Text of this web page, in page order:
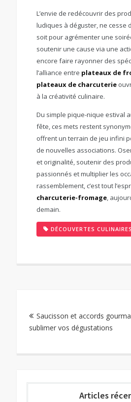
L’envie de redécouvrir des
ludiques à déguster, ne cesse
soit pour agrémenter une
soutenir une cause via une
encore faire rayonner des
l’alliance entre plateaux de
plateaux de charcuterie
à la créativité culinaire.
Du simple pique-nique estival
fête, ces mets restent
offrent un terrain de jeu infini
de nouvelles associations.
et originalité, soutenir des
passionnés et multiplier les
rassemblement, c’est tout
charcuterie-fromage,
demain.
DÉCOUVERTES CULINAIRES
de
l’article
Saucisson et accords
sublimer vos dégustations
Articles